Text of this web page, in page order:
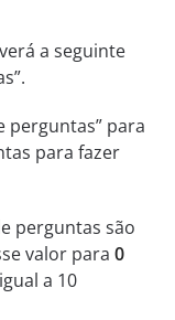
a seguinte
perguntas” para
para fazer
perguntas são
valor para 0
a 10